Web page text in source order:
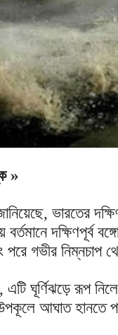
»
ভারতের
দক্ষিণপূর্ব
পরে গভীর নিম্নচাপ
এটি ঘূর্ণিঝড়ে রূপ
আঘাত হানতে